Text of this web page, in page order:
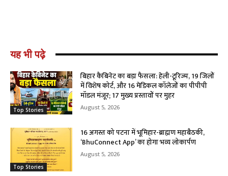
यह भी पढ़े
Top Stories
बिहार कैबिनेट का बड़ा फैसला: हेली-टूरिज्म, 19 जिलों
में विशेष कोर्ट, और 16 मेडिकल कॉलेजों का पीपीपी
मॉडल मंजूर; 17 मुख्य प्रस्तावों पर मुहर
August 5, 2026
Top Stories
16 अगस्त को पटना में भूमिहार-ब्राह्मण महाबैठकी,
‘BhuConnect App’ का होगा भव्य लोकार्पण
August 5, 2026